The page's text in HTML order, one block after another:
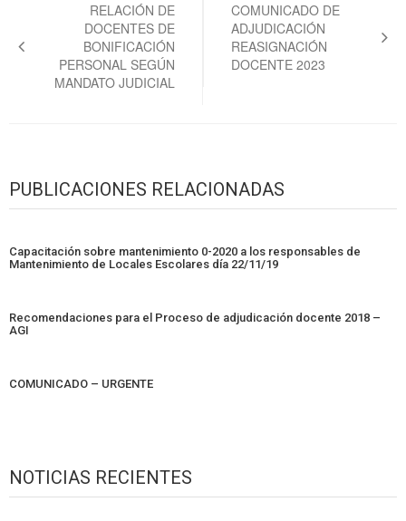
entradas
RELACIÓN DE
DOCENTES DE
BONIFICACIÓN
PERSONAL SEGÚN
MANDATO JUDICIAL
COMUNICADO DE
ADJUDICACIÓN
REASIGNACIÓN
DOCENTE 2023
PUBLICACIONES RELACIONADAS
Capacitación sobre mantenimiento 0-2020 a los responsables de
Mantenimiento de Locales Escolares día 22/11/19
Recomendaciones para el Proceso de adjudicación docente 2018 –
AGI
COMUNICADO – URGENTE
NOTICIAS RECIENTES